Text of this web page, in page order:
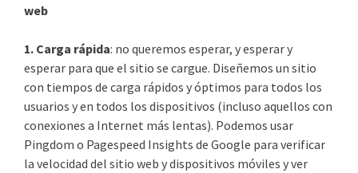
web
1. Carga rápida: no queremos esperar, y esperar y
esperar para que el sitio se cargue. Diseñemos un sitio
con tiempos de carga rápidos y óptimos para todos los
usuarios y en todos los dispositivos (incluso aquellos con
conexiones a Internet más lentas). Podemos usar
Pingdom o Pagespeed Insights de Google para verificar
la velocidad del sitio web y dispositivos móviles y ver